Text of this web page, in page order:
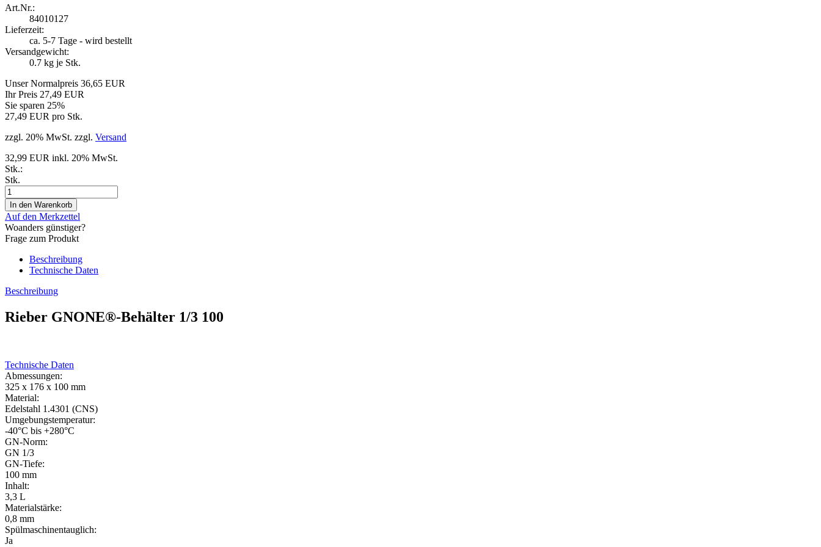
Art.Nr.:
84010127
Lieferzeit:
ca. 5-7 Tage - wird bestellt
Versandgewicht:
0.7 kg je Stk.
Unser Normalpreis 36,65 EUR
Ihr Preis 27,49 EUR
Sie sparen 25%
27,49 EUR pro Stk.
zzgl. 20% MwSt. zzgl. Versand
32,99 EUR inkl. 20% MwSt.
Stk.:
Stk.
Auf den Merkzettel
Woanders günstiger?
Frage zum Produkt
Beschreibung
Technische Daten
Beschreibung
Rieber GNONE®-Behälter 1/3 100
Technische Daten
Abmessungen:
325 x 176 x 100 mm
Material:
Edelstahl 1.4301 (CNS)
Umgebungstemperatur:
-40°C bis +280°C
GN-Norm:
GN 1/3
GN-Tiefe:
100 mm
Inhalt:
3,3 L
Materialstärke:
0,8 mm
Spülmaschinentauglich:
Ja